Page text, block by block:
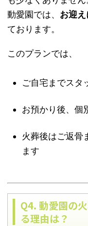
動愛園では、 お迎
ております。
このプランでは、
ご自宅までスタ
お預かり後、個
火葬後はご返骨
ます
Q4. 動愛園の
る理由は？